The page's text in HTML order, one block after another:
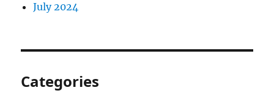
July 2024
Categories